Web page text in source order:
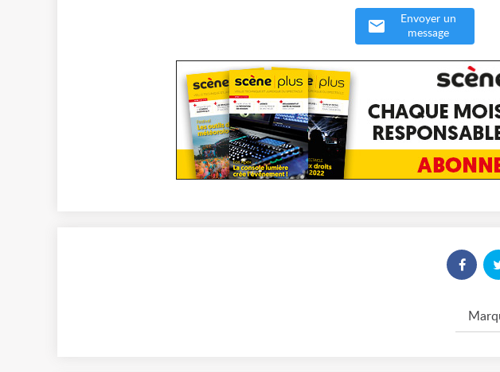
Envoyer un
message